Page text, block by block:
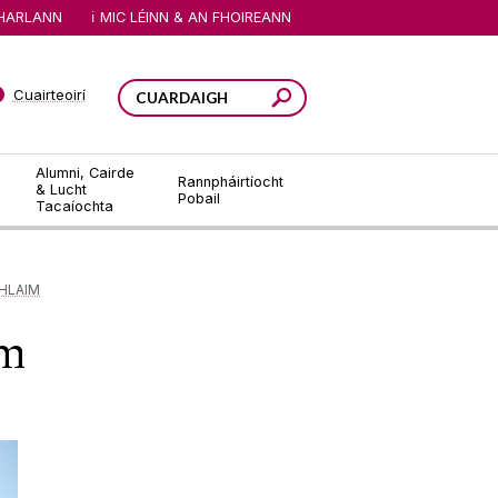
Alumni, Cairde
& Lucht
Tacaíochta
Rannpháirtíocht
Pobail
Cuairteoirí
MIC LÉINN & AN FHOIREANN